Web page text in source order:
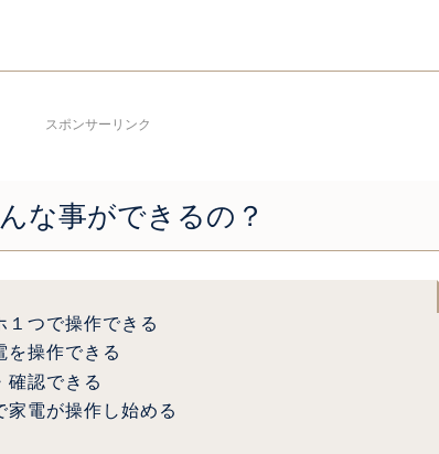
スポンサーリンク
な事ができるの？
１つで操作できる
を操作できる
確認できる
家電が操作し始める